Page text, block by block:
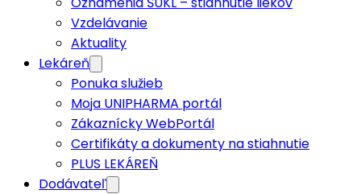
Vzdelávanie
Aktuality
Lekáreň
Ponuka služieb
Moja UNIPHARMA portál
Zákaznícky WebPortál
Certifikáty a dokumenty na stiahnutie
PLUS LEKÁREŇ
Dodávateľ